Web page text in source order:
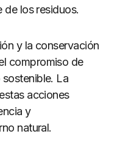
de los residuos.
y la conservación
compromiso de
La
acciones
y
natural.